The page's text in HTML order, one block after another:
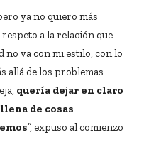
ya no quiero más
a la relación que
no va con mi estilo, con lo
allá de los problemas
quería dejar en claro
de cosas
”, expuso al comienzo